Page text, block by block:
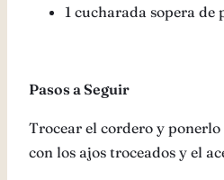
1 cucharada sopera
Pasos a Seguir
Trocear el cordero y
con los ajos troceados y el